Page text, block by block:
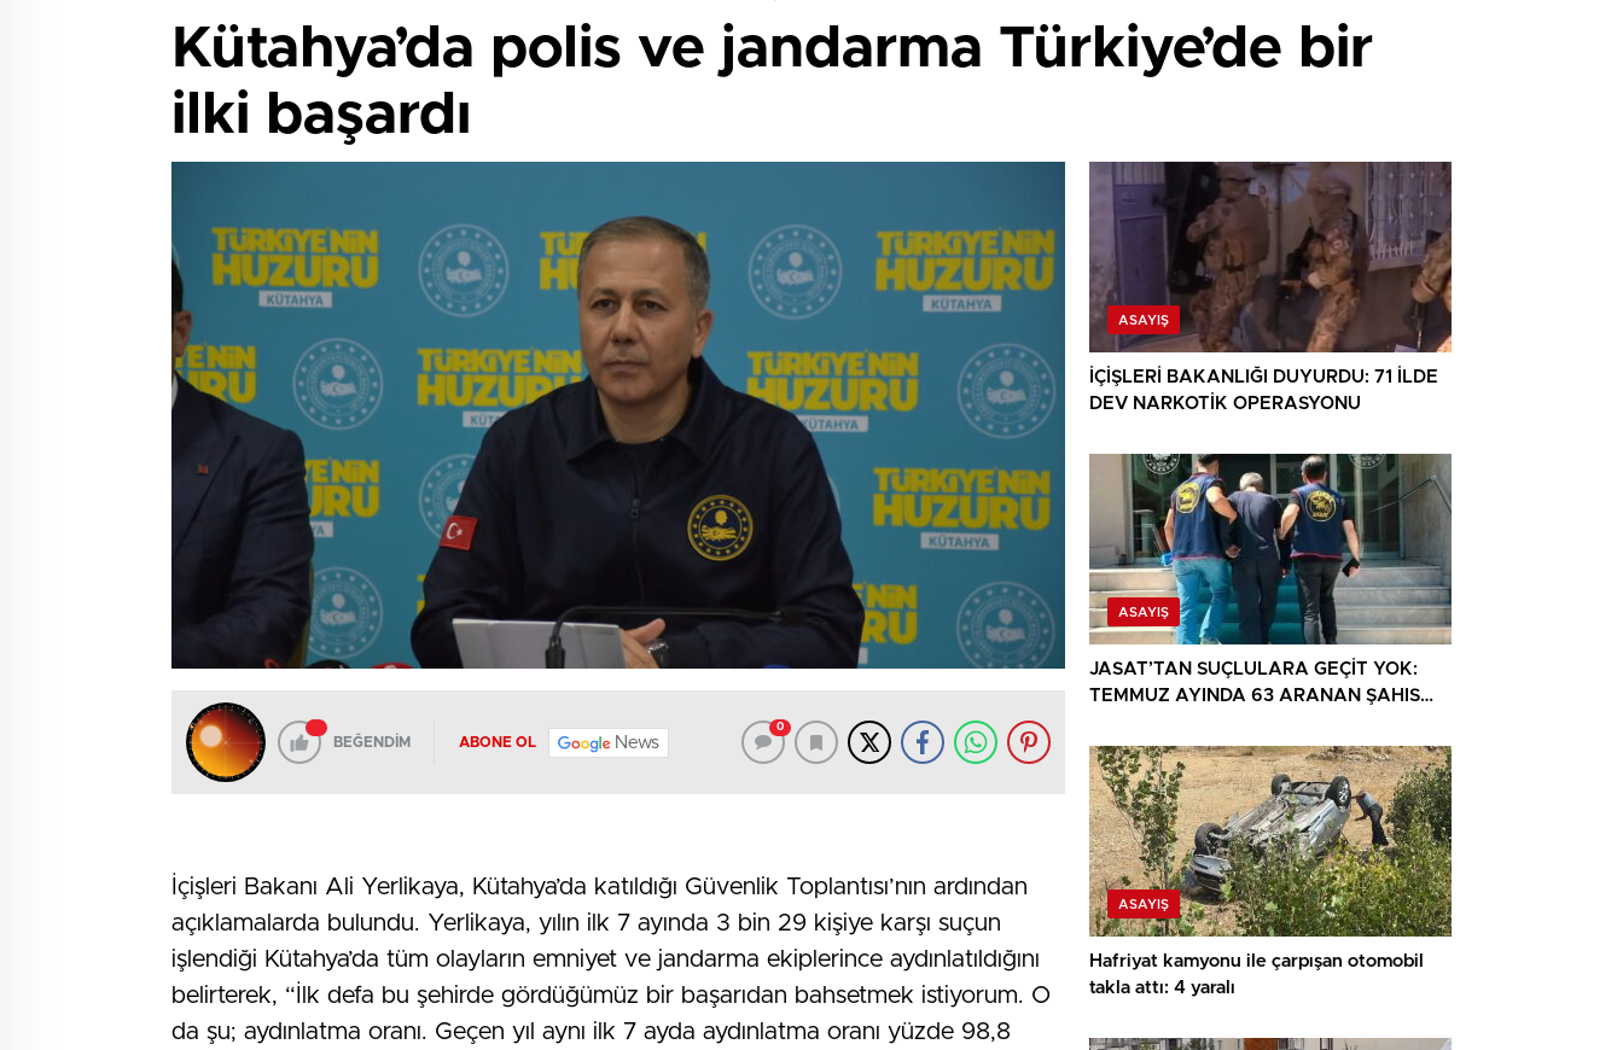
Kütahya’da polis ve jandarma Türkiye’de bir
ilki başardı
BEĞENDİM ABONE OL News
0
İçişleri Bakanı Ali Yerlikaya, Kütahya’da katıldığı Güvenlik Toplantısı’nın ardından
açıklamalarda bulundu. Yerlikaya, yılın ilk 7 ayında 3 bin 29 kişiye karşı suçun
işlendiği Kütahya’da tüm olayların emniyet ve jandarma ekiplerince aydınlatıldığını
belirterek, “İlk defa bu şehirde gördüğümüz bir başarıdan bahsetmek istiyorum. O
da şu; aydınlatma oranı. Geçen yıl aynı ilk 7 ayda aydınlatma oranı yüzde 98,8
ASAYIŞ
İÇİŞLERİ BAKANLIĞI DUYURDU: 71 İLDE
DEV NARKOTİK OPERASYONU
ASAYIŞ
JASAT’TAN SUÇLULARA GEÇİT YOK:
TEMMUZ AYINDA 63 ARANAN ŞAHIS
ASAYIŞ
Hafriyat kamyonu ile çarpışan otomobil
takla attı: 4 yaralı